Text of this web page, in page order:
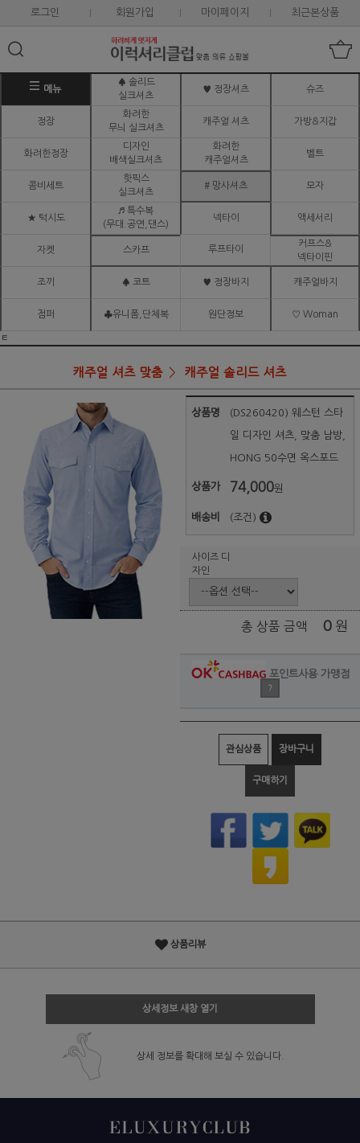
로그인 회원가입 마이페이지 최근본상품
메뉴
♠ 솔리드
실크셔츠
♥ 정장셔츠 슈즈
정장
화려한
무늬 실크셔츠
캐주얼 셔츠 가방&지갑
화려한정장
디자인
배색실크셔츠
화려한
캐주얼셔츠
벨트
콤비세트
핫픽스
실크셔츠
# 망사셔츠 모자
★ 턱시도
♬ 특수복
(무대.공연,댄스)
넥타이 액세서리
자켓 스카프 루프타이
커프스&
넥타이핀
조끼 ♠ 코트 ♥ 정장바지 캐주얼바지
점퍼 ♣유니폼,단체복 원단정보 ♡ Woman
ㅌ
캐주얼 셔츠 맞춤 캐주얼 솔리드 셔츠
상품명 (DS260420) 웨스턴 스타
일 디자인 셔츠, 맞춤 남방,
HONG 50수면 옥스포드
상품가 74,000원
배송비 (조건)
사이즈 디
자인
총 상품 금액 0 원
포인트사용 가맹점
?
관심상품 장바구니
구매하기
상품리뷰
상세정보 새창 열기
상세 정보를 확대해 보실 수 있습니다.